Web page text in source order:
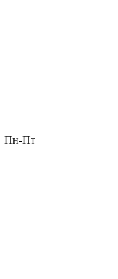
Пн-Пт